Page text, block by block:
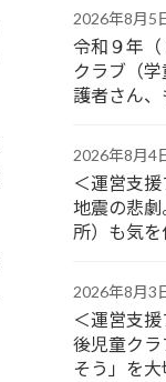
2026年8月5
令和９年
クラブ（
護者さん、
2026年8月4
＜運営支
地震の悲
所）も気を
2026年8月3
＜運営支
後児童ク
そう」を大